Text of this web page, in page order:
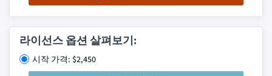
라이선스 옵션 살펴보기:
시작 가격: $2,450